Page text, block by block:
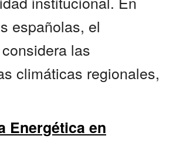
españolas, el
las
climáticas regionales,
Energética en